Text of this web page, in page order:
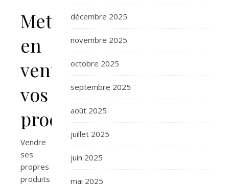
Mettre
en
vente
vos
produits
Vendre
ses
propres
produits
décembre 2025
novembre 2025
octobre 2025
septembre 2025
août 2025
juillet 2025
juin 2025
mai 2025